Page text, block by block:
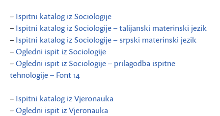
– Ispitni katalog iz Sociologije
– Ispitni katalog iz Sociologije – talijanski materinski jezik
– Ispitni katalog iz Sociologije – srpski materinski jezik
–Ogledni ispit iz Sociologije
–Ogledni ispit iz Sociologije – prilagodba ispitne
tehnologije – Font 14
– Ispitni katalog iz Vjeronauka
–Ogledni ispit iz Vjeronauka